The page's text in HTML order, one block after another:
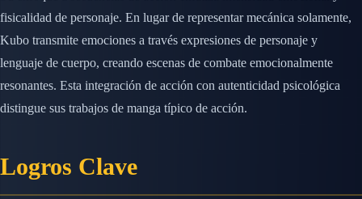
fisicalidad de personaje. En lugar de representar mecánica solamente,
Kubo transmite emociones a través expresiones de personaje y
lenguaje de cuerpo, creando escenas de combate emocionalmente
resonantes. Esta integración de acción con autenticidad psicológica
distingue sus trabajos de manga típico de acción.
Logros Clave